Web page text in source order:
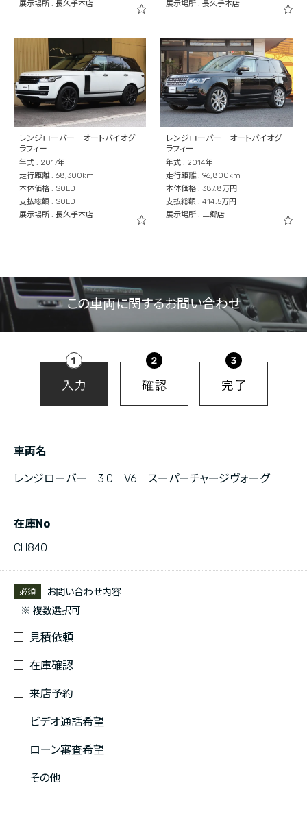
展示場所 : 長久手本店 展示場所 : 長久手本店
レンジローバー オートバイオグ
ラフィー
年式 : 2017年
走行距離 : 68,300km
本体価格 : SOLD
支払総額 : SOLD
展示場所 : 長久手本店
レンジローバー オートバイオグ
ラフィー
年式 : 2014年
走行距離 : 96,800km
本体価格 : 387.8万円
支払総額 : 414.5万円
展示場所 : 三郷店
この車両に関するお問い合わせ
車両名
レンジローバー 3.0 V6 スーパーチャージヴォーグ
在庫No
CH840
必須
お問い合わせ内容
※ 複数選択可
見積依頼
在庫確認
来店予約
ビデオ通話希望
ローン審査希望
その他